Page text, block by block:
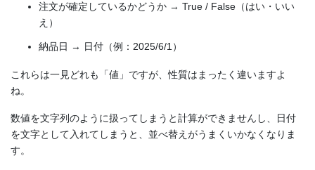
注文が確定しているかどうか → True / False（はい・いい
え）
納品日 → 日付（例：2025/6/1）
これらは一見どれも「値」ですが、性質はまったく違いますよ
ね。
数値を文字列のように扱ってしまうと計算ができませんし、日付
を文字として入れてしまうと、並べ替えがうまくいかなくなりま
す。